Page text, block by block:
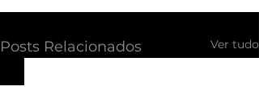
Posts Relacionados Ver tudo